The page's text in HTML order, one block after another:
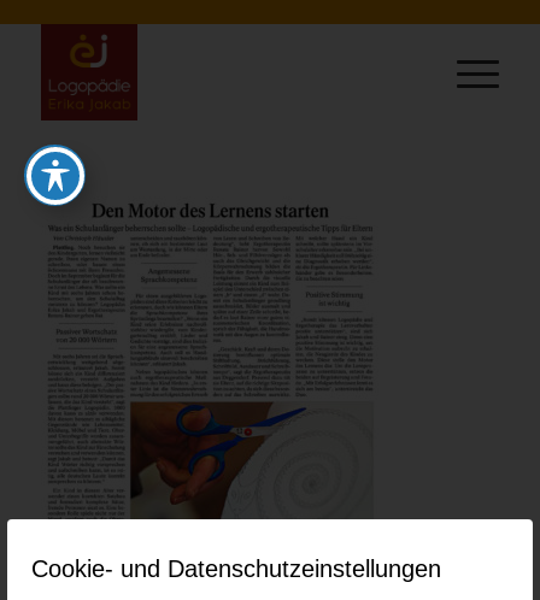
Cookie- und Datenschutzeinstellungen